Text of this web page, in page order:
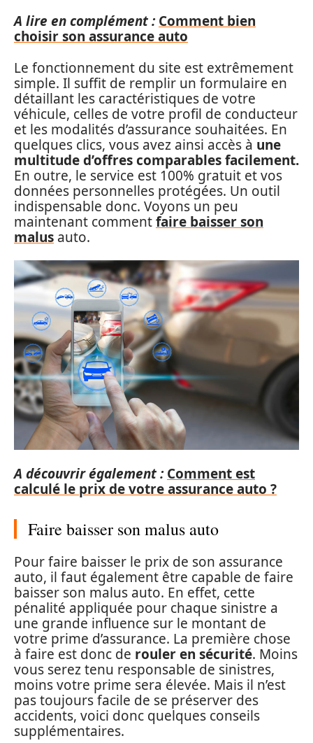
A lire en complément : Comment bien
choisir son assurance auto
Le fonctionnement du site est extrêmement
simple. Il suffit de remplir un formulaire en
détaillant les caractéristiques de votre
véhicule, celles de votre profil de conducteur
et les modalités d’assurance souhaitées. En
quelques clics, vous avez ainsi accès à une
multitude d’offres comparables facilement.
En outre, le service est 100% gratuit et vos
données personnelles protégées. Un outil
indispensable donc. Voyons un peu
maintenant commentfaire baisser son
malus auto.
A découvrir également : Comment est
calculé le prix de votre assurance auto ?
Faire baisser son malus auto
Pour faire baisser le prix de son assurance
auto, il faut également être capable de faire
baisser son malus auto. En effet, cette
pénalité appliquée pour chaque sinistre a
une grande influence sur le montant de
votre prime d’assurance. La première chose
à faire est donc de rouler en sécurité. Moins
vous serez tenu responsable de sinistres,
moins votre prime sera élevée. Mais il n’est
pas toujours facile de se préserver des
accidents, voici donc quelques conseils
supplémentaires.